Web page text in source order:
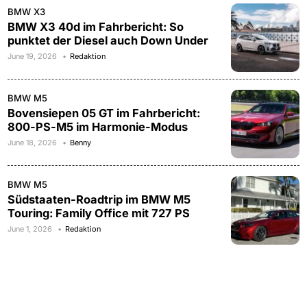
BMW X3
BMW X3 40d im Fahrbericht: So
punktet der Diesel auch Down Under
June 19, 2026 Redaktion
BMW M5
Bovensiepen 05 GT im Fahrbericht:
800-PS-M5 im Harmonie-Modus
June 18, 2026 Benny
BMW M5
Südstaaten-Roadtrip im BMW M5
Touring: Family Office mit 727 PS
June 1, 2026 Redaktion